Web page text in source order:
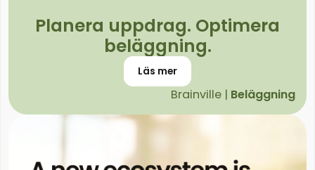
Planera uppdrag. Optimera
beläggning.
Läs mer
Brainville | Beläggning